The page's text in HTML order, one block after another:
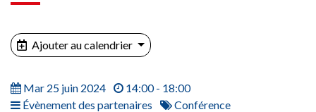
Ajouter au calendrier
Mar 25 juin 2024
14:00 - 18:00
Évènement des partenaires
Conférence